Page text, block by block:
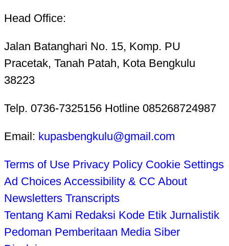
Head Office:
Jalan Batanghari No. 15, Komp. PU
Pracetak, Tanah Patah, Kota Bengkulu
38223
Telp. 0736-7325156 Hotline 085268724987
Email: kupasbengkulu@gmail.com
Terms of Use Privacy Policy Cookie Settings
Ad Choices Accessibility & CC About
Newsletters Transcripts
Tentang Kami Redaksi Kode Etik Jurnalistik
Pedoman Pemberitaan Media Siber